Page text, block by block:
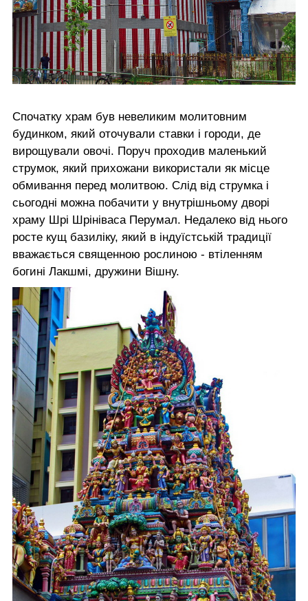
Спочатку храм був невеликим молитовним
будинком, який оточували ставки і городи, де
вирощували овочі. Поруч проходив маленький
струмок, який прихожани використали як місце
обмивання перед молитвою. Слід від струмка і
сьогодні можна побачити у внутрішньому дворі
храму Шрі Шрініваса Перумал. Недалеко від нього
росте кущ базиліку, який в індуїстській традиції
вважається священною рослиною - втіленням
богині Лакшмі, дружини Вішну.